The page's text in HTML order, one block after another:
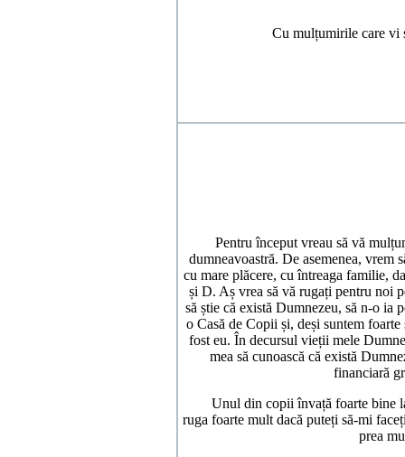
Cu mulțumirile care vi
Pentru început vreau să vă
dumneavoastră. De asemenea, vrem
cu mare plăcere, cu întreaga familie,
și D. Aș vrea să vă rugați pentru noi
să știe că există Dumnezeu, să n-o ia
o Casă de Copii și, deși suntem
fost eu. În decursul vieții mele
mea să cunoască că există
financiară
Unul din copii învață foarte bine
ruga foarte mult dacă puteți să-mi
prea